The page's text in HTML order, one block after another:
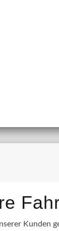
Kunden